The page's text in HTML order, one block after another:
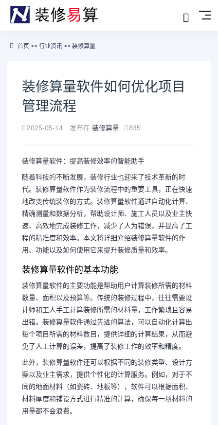
首页 >> 行业资讯 >> 装修算量
装修算量软件如何优化项目
管理流程
2025-05-14 发布在 装修算量 835
装修算量软件：提高装修效率的智能助手
随着科技的不断发展，装修行业也迎来了技术革新的时
代。装修算量软件作为装修流程中的重要工具，正在快速
地改变传统装修的方式。装修算量软件通过自动化计算、
精确测量和数据分析，帮助设计师、施工人员以及业主快
速、高效地完成装修工作，减少了人为错误，并提高了工
程的精准度和效率。本文将详细介绍装修算量软件的作
用、功能以及如何使用它来提升装修质量和效率。
装修算量软件的基本功能
装修算量软件的主要功能是帮助用户计算装修所需的材料
数量、面积以及预算等。传统的装修过程中，往往需要设
计师和工人手工计算装修所需的材料量，工作繁琐且容易
出错。装修算量软件通过先进的算法，可以自动化计算出
每个项目所需的材料数目，提供详细的计算结果，从而避
免了人工计算的误差，提高了装修工作的效率和精度。
此外，装修算量软件还可以根据不同的装修类型、设计方
案以及业主需求，提供个性化的计算服务。例如，对于不
同的地面材料（如瓷砖、地板等），软件可以根据面积、
材料厚度和铺设方式进行精准的计算，确保每一项材料的
用量都不会浪费。